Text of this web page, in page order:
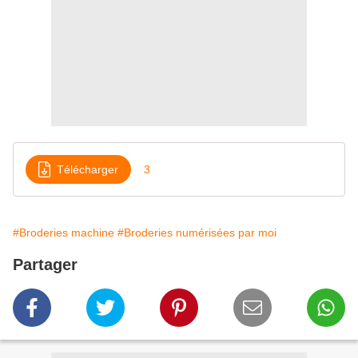
Télécharger 3
#Broderies machine #Broderies numérisées par moi
Partager